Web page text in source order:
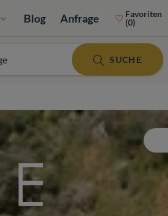
Blog Anfrage
Favoriten
(0)
SUCHE